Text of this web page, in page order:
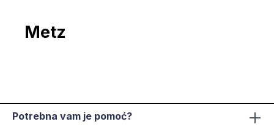
Metz
Potrebna vam je pomoć?